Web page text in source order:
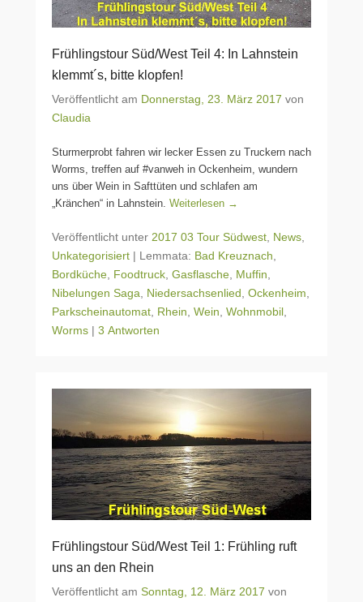
Frühlingstour Süd/West Teil 4: In Lahnstein
klemmt´s, bitte klopfen!
Veröffentlicht am Donnerstag, 23. März 2017 von
Claudia
Sturmerprobt fahren wir lecker Essen zu Truckern nach
Worms, treffen auf #vanweh in Ockenheim, wundern
uns über Wein in Safttüten und schlafen am
„Kränchen“ in Lahnstein. Weiterlesen →
Veröffentlicht unter 2017 03 Tour Südwest News
Unkategorisiert | Lemmata: Bad Kreuznach
Bordküche Foodtruck Gasflasche Muffin
Nibelungen Saga
Niedersachsenlied Ockenheim
Parkscheinautomat Rhein Wein Wohnmobil
Worms | 3 Antworten
Frühlingstour Süd/West Teil 1: Frühling ruft
uns an den Rhein
Veröffentlicht am Sonntag, 12. März 2017 von